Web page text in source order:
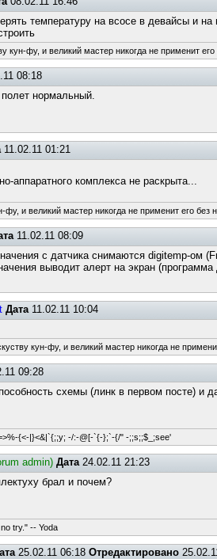
температуру на всосе в девайсы и на
кун-фу, и великий мастер никогда не применит его
08:18
нормальный.
11.02.11 01:21
аппаратного комплекса не раскрыта...
фу, и великий мастер никогда не применит его без
11.02.11 08:09
с датчика снимаются digitemp-ом
выводит алерт на экран
Дата11.02.11 10:04
кун-фу, и великий мастер никогда не
09:28
схемы (линк в первом посте) и
{<-|}<&|`{;;y; -/:-@[-`{-};`-{/" -;;s;;$_;see'
admin) Дата24.02.11 21:23
брал и почем?
try." -- Yoda
25.02.11 06:18Отредактировано